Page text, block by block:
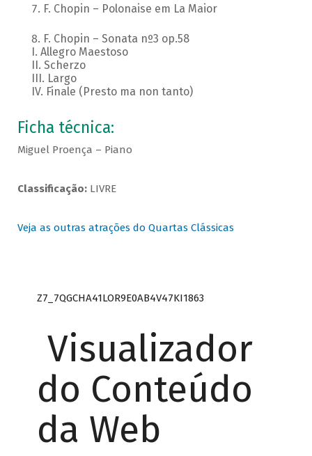
F. Chopin – Polonaise em La Maior
F. Chopin – Sonata nº3 op.58
I. Allegro Maestoso
II. Scherzo
III. Largo
IV. Finale (Presto ma non tanto)
Ficha técnica:
Miguel Proença – Piano
Classificação:LIVRE
Veja as outras atrações do Quartas Clássicas
Z7_7QGCHA41LOR9E0AB4V47KI1863
Visualizador
do Conteúdo
da Web